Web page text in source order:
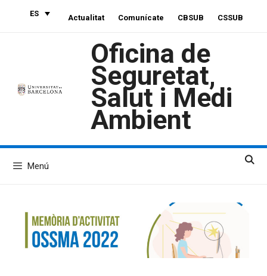
ES Actualitat Comunícate CBSUB CSSUB
Oficina de
Seguretat,
Salut i Medi
Ambient
Menú